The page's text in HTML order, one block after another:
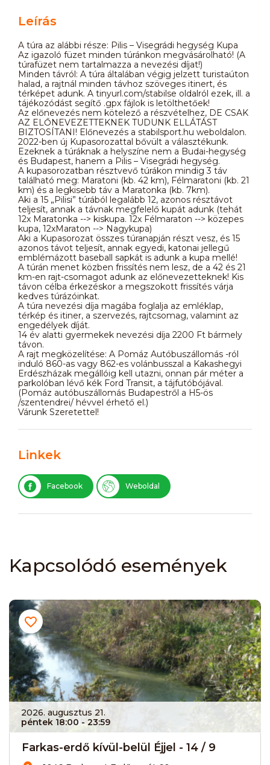
Leírás
A túra az alábbi része: Pilis – Visegrádi hegység Kupa
Az igazoló füzet minden túránkon megvásárolható! (A
túrafüzet nem tartalmazza a nevezési díjat!)
Minden távról: A túra általában végig jelzett turistaúton
halad, a rajtnál minden távhoz szöveges itinert, és
térképet adunk. A tinyurl.com/stabilse oldalról ezek, ill. a
tájékozódást segítő .gpx fájlok is letölthetőek!
Az előnevezés nem kötelező a részvételhez, DE CSAK
AZ ELŐNEVEZETTEKNEK TUDUNK ELLÁTÁST
BIZTOSÍTANI! Előnevezés a stabilsport.hu weboldalon.
2022-ben új Kupasorozattal bővült a választékunk.
Ezeknek a túráknak a helyszíne nem a Budai-hegység
és Budapest, hanem a Pilis – Visegrádi hegység.
A kupasorozatban résztvevő túrákon mindig 3 táv
található meg: Maratoni (kb. 42 km), Félmaratoni (kb. 21
km) és a legkisebb táv a Maratonka (kb. 7km).
Aki a 15 „Pilisi” túrából legalább 12, azonos résztávot
teljesít, annak a távnak megfelelő kupát adunk (tehát
12x Maratonka --> kiskupa. 12x Félmaraton --> közepes
kupa, 12xMaraton --> Nagykupa)
Aki a Kupasorozat összes túranapján részt vesz, és 15
azonos távot teljesít, annak egyedi, katonai jellegű
emblémázott baseball sapkát is adunk a kupa mellé!
A túrán menet közben frissítés nem lesz, de a 42 és 21
km-en rajt-csomagot adunk az előnevezetteknek! Kis
távon célba érkezéskor a megszokott frissítés várja
kedves túrázóinkat.
A túra nevezési díja magába foglalja az emléklap,
térkép és itiner, a szervezés, rajtcsomag, valamint az
engedélyek díját.
14 év alatti gyermekek nevezési díja 2200 Ft bármely
távon.
A rajt megközelítése: A Pomáz Autóbuszállomás -ról
induló 860-as vagy 862-es volánbusszal a Kakashegyi
Erdészházak megállóig kell utazni, onnan pár méter a
parkolóban lévő kék Ford Transit, a tájfutóbójával.
(Pomáz autóbuszállomás Budapestről a H5-ös
/szentendrei/ hévvel érhető el.)
Várunk Szeretettel!
Linkek
Facebook Weboldal
Kapcsolódó események
2026. augusztus 21.
péntek 18:00 - 23:59
Farkas-erdő kívül-belül Éjjel - 14 / 9